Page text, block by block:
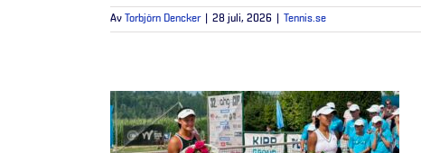
Av Torbjörn Dencker 28 juli, 2026 Tennis.se